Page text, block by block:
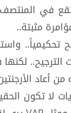
تقع في
مثبتة..
تحكيمياً..
الترجيح..
أعاد
لا تكون